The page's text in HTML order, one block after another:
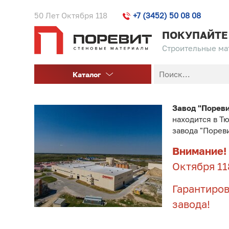
50 Лет Октября 118 +7 (3452) 50 08 08
Строительные
Каталог
Завод
находится в
завода
Внимание!
Октября
завода!